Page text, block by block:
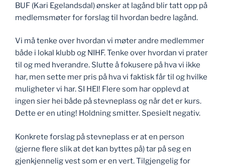
BUF (Kari Egelandsdal) ønsker at lagånd blir tatt opp på
medlemsmøter for forslag til hvordan bedre lagånd.
Vi må tenke over hvordan vi møter andre medlemmer
både i lokal klubb og NIHF. Tenke over hvordan vi prater
til og med hverandre. Slutte å fokusere på hva vi ikke
har, men sette mer pris på hva vi faktisk får til og hvilke
muligheter vi har. SI HEI! Flere som har opplevd at
ingen sier hei både på stevneplass og når det er kurs.
Dette er en uting! Holdning smitter. Spesielt negativ.
Konkrete forslag på stevneplass er at en person
(gjerne flere slik at det kan byttes på) tar på seg en
gjenkjennelig vest som er en vert. Tilgjengelig for